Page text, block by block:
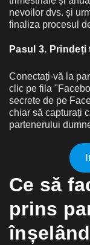
nevoilor dvs. și
finaliza procesul
Pasul 3.
Conectați-vă la
clic pe fila
secrete de pe
chiar să capturați
partenerului
Ce să
prins